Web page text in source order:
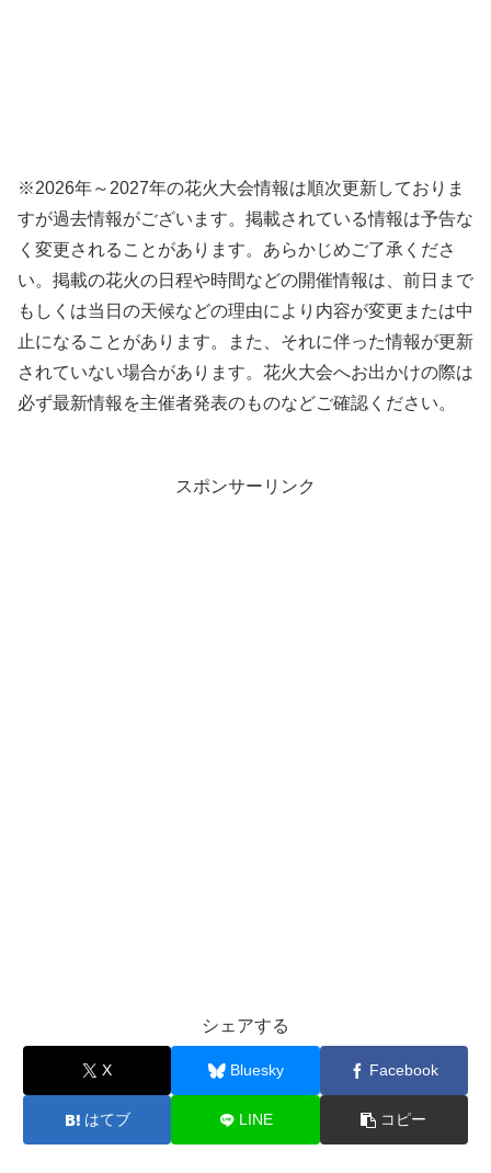
※2026年～2027年の花火大会情報は順次更新しておりま
すが過去情報がございます。掲載されている情報は予告な
く変更されることがあります。あらかじめご了承くださ
い。掲載の花火の日程や時間などの開催情報は、前日まで
もしくは当日の天候などの理由により内容が変更または中
止になることがあります。また、それに伴った情報が更新
されていない場合があります。花火大会へお出かけの際は
必ず最新情報を主催者発表のものなどご確認ください。
スポンサーリンク
シェアする
X Bluesky Facebook
はてブ LINE コピー